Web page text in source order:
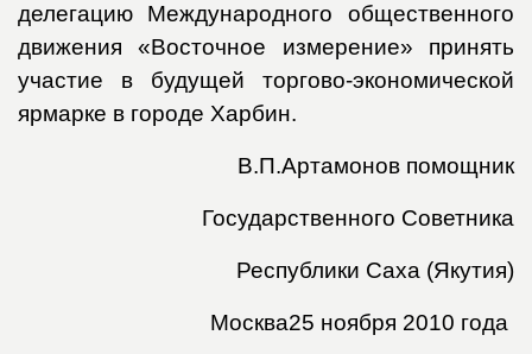
делегацию Международного общественного
движения «Восточное измерение» принять
участие в будущей торгово-экономической
ярмарке в городе Харбин.
В.П.Артамонов помощник
Государственного Советника
Республики Саха (Якутия)
Москва25 ноября 2010 года